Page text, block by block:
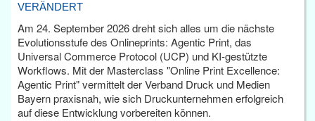
VERÄNDERT
Am 24. September 2026 dreht sich alles um die nächste
Evolutionsstufe des Onlineprints: Agentic Print, das
Universal Commerce Protocol (UCP) und KI-gestützte
Workflows. Mit der Masterclass "Online Print Excellence:
Agentic Print" vermittelt der Verband Druck und Medien
Bayern praxisnah, wie sich Druckunternehmen erfolgreich
auf diese Entwicklung vorbereiten können.